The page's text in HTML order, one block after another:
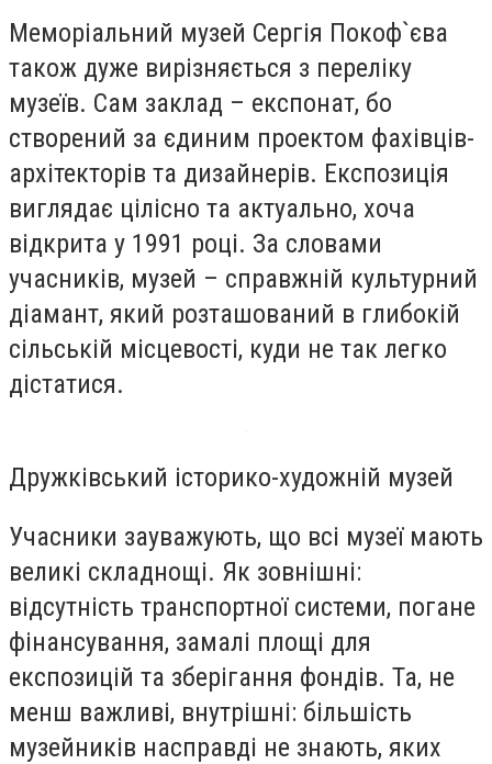
Меморіальний музей Сергія Покоф`єва
також дуже вирізняється з переліку
музеїв. Сам заклад – експонат, бо
створений за єдиним проектом фахівців-
архітекторів та дизайнерів. Експозиція
виглядає цілісно та актуально, хоча
відкрита у 1991 році. За словами
учасників, музей – справжній культурний
діамант, який розташований в глибокій
сільській місцевості, куди не так легко
дістатися.
Дружківський історико-художній музей
Учасники зауважують, що всі музеї мають
великі складнощі. Як зовнішні:
відсутність транспортної системи, погане
фінансування, замалі площі для
експозицій та зберігання фондів. Та, не
менш важливі, внутрішні: більшість
музейників насправді не знають, яких